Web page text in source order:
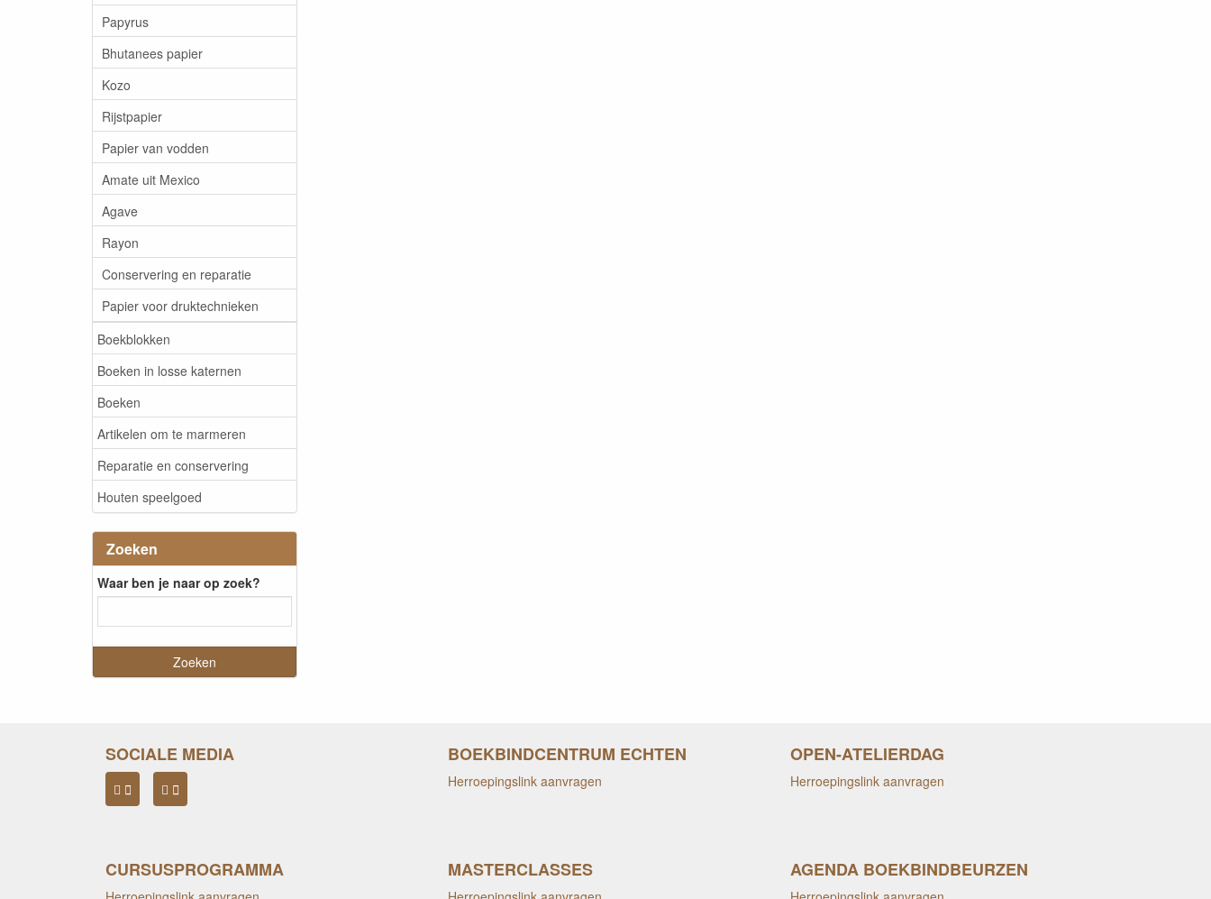
Papyrus
Bhutanees papier
Kozo
Rijstpapier
Papier van vodden
Amate uit Mexico
Agave
Rayon
Conservering en reparatie
Papier voor druktechnieken
Boekblokken
Boeken in losse katernen
Boeken
Artikelen om te marmeren
Reparatie en conservering
Houten speelgoed
Zoeken
Waar ben je naar op zoek?
SOCIALE MEDIA BOEKBINDCENTRUM ECHTEN
Herroepingslink aanvragen
OPEN-ATELIERDAG
Herroepingslink aanvragen
CURSUSPROGRAMMA MASTERCLASSES AGENDA BOEKBINDBEURZEN